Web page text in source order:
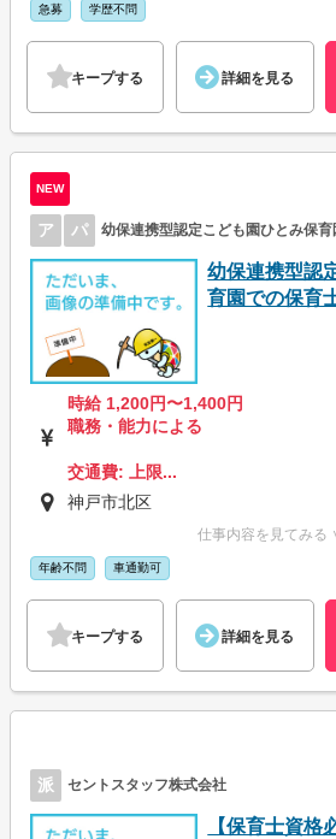
急募 学歴不問
キープする 詳細を見る
NEW
ア パ 幼保連携型認定こども園ひとみ保育
幼保連携型認
育園での保育
時給 1,200円〜1,400円
職務・能力による
交通費: 上限...
神戸市北区
仕事内容を見てみる
年齢不問 車通勤可
キープする 詳細を見る
派 セントスタッフ株式会社
【保育士資